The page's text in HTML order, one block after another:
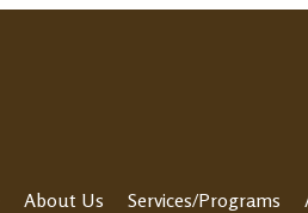
About Us Services/Programs